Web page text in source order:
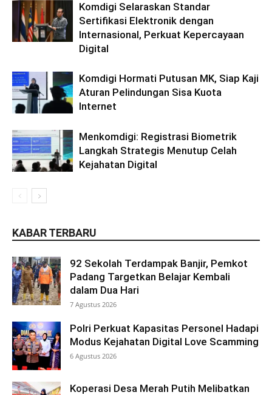
Komdigi Selaraskan Standar
Sertifikasi Elektronik dengan
Internasional, Perkuat Kepercayaan
Digital
Komdigi Hormati Putusan MK, Siap Kaji
Aturan Pelindungan Sisa Kuota
Internet
Menkomdigi: Registrasi Biometrik
Langkah Strategis Menutup Celah
Kejahatan Digital
KABAR TERBARU
92 Sekolah Terdampak Banjir, Pemkot
Padang Targetkan Belajar Kembali
dalam Dua Hari
7 Agustus 2026
Polri Perkuat Kapasitas Personel Hadapi
Modus Kejahatan Digital Love Scamming
6 Agustus 2026
Koperasi Desa Merah Putih Melibatkan